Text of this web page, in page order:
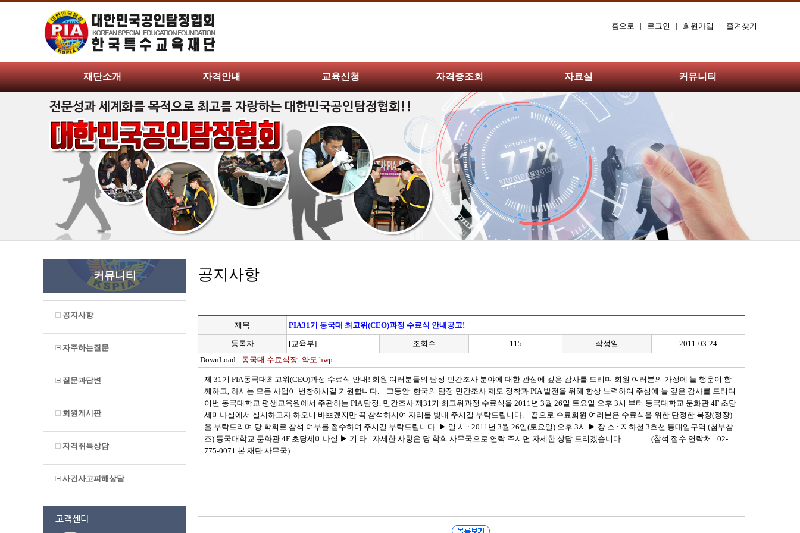
홈으로 | 로그인 | 회원가입 | 즐겨찾기
재단소개 자격안내 교육신청 자격증조회 자료실 커뮤니티
커뮤니티
공지사항
자주하는질문
질문과답변
회원게시판
자격취득상담
사건사고피해상담
공지사항
제목 PIA31기 동국대 최고위(CEO)과정 수료식 안내공고!
등록자 [교육부] 조회수 115 작성일
2011-03-24
DownLoad : 동국대 수료식장_약도.hwp
제 31기 PIA동국대최고위(CEO)과정 수료식 안내! 회원 여러분들의 탐정 민간조사 분야에 대한 관심에 깊은 감사를 드리며 회원 여러분의 가정에 늘 행운이 함
께하고, 하시는 모든 사업이 번창하시길 기원합니다. 그동안 한국의 탐정 민간조사 제도 정착과 PIA 발전을 위해 항상 노력하여 주심에 늘 깊은 감사를 드리며
이번 동국대학교 평생교육원에서 주관하는 PIA 탐정. 민간조사 제31기 최고위과정 수료식을 2011년 3월 26일 토요일 오후 3시 부터 동국대학교 문화관 4F 초당
세미나실에서 실시하고자 하오니 바쁘겠지만 꼭 참석하시여 자리를 빛내 주시길 부탁드립니다. 끝으로 수료회원 여러분은 수료식을 위한 단정한 복장(정장)
을 부탁드리며 당 학회로 참석 여부를 접수하여 주시길 부탁드립니다. ▶ 일 시 : 2011년 3월 26일(토요일) 오후 3시 ▶ 장 소 : 지하철 3호선 동대입구역 (첨부참
조) 동국대학교 문화관 4F 초당세미나실 ▶ 기 타 : 자세한 사항은 당 학회 사무국으로 연락 주시면 자세한 상담 드리겠습니다. (참석 접수 연락처 : 02-
775-0071 본 재단 사무국)